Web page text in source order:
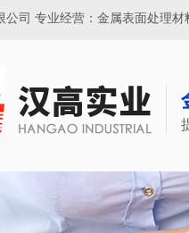
公司 专业经营：金属表面处理